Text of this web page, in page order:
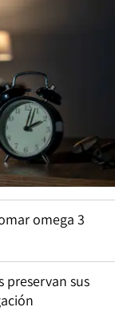
omega 3
preservan sus